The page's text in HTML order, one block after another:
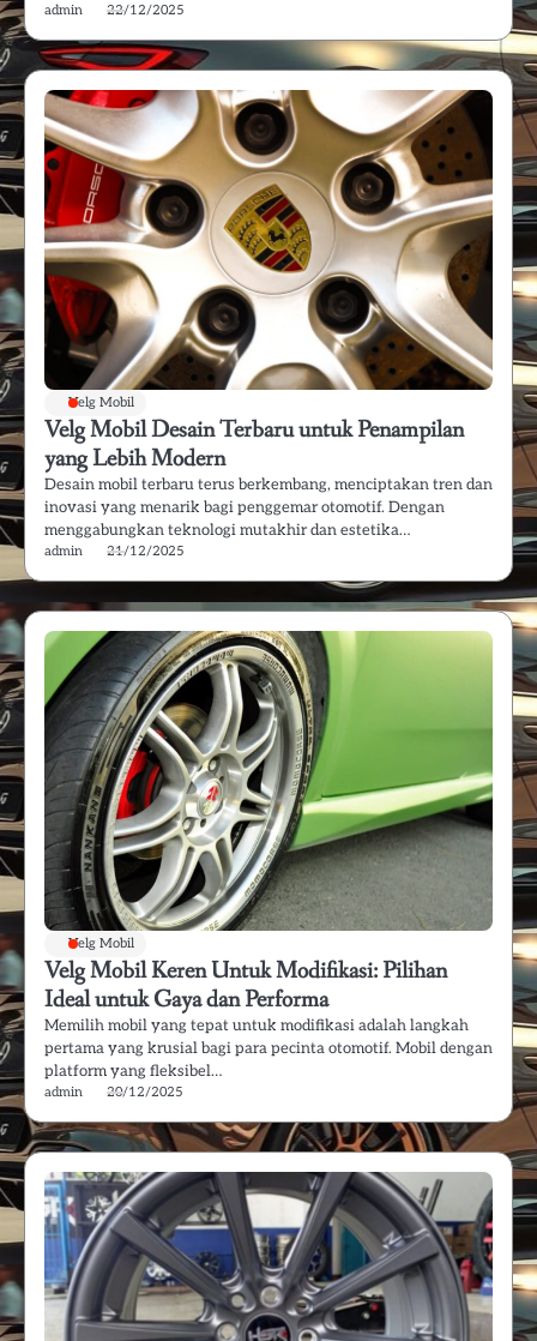
admin 22/12/2025
Velg Mobil
Velg Mobil Desain Terbaru untuk Penampilan
yang Lebih Modern
Desain mobil terbaru terus berkembang, menciptakan tren dan
inovasi yang menarik bagi penggemar otomotif. Dengan
menggabungkan teknologi mutakhir dan estetika…
admin 21/12/2025
Velg Mobil
Velg Mobil Keren Untuk Modifikasi: Pilihan
Ideal untuk Gaya dan Performa
Memilih mobil yang tepat untuk modifikasi adalah langkah
pertama yang krusial bagi para pecinta otomotif. Mobil dengan
platform yang fleksibel…
admin 20/12/2025